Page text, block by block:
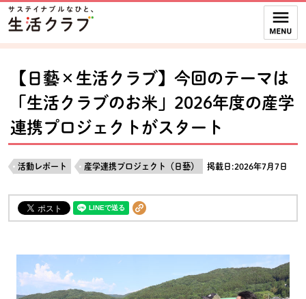
ページの先頭です。
本文へジャンプする。
ここからサイト内共通メニューです。
サイト内共通メニューをスキップする
サイト内共通メニューここまで。
【日藝×生活クラブ】今回のテーマは
「生活クラブのお米」2026年度の産学
連携プロジェクトがスタート
活動レポート 産学連携プロジェクト（日藝） 掲載日:2026年7月7日